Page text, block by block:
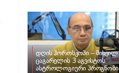
დღის ჰოროსკოპი – მიხეილ
ცაგარელის 3 აგვისტოს
ასტროლოგიური პროგნოზი